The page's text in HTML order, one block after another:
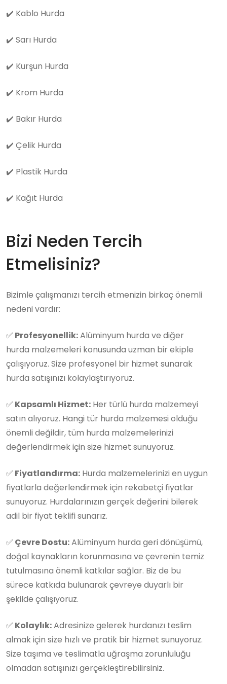
✔️ Kablo Hurda
✔️ Sarı Hurda
✔️ Kurşun Hurda
✔️ Krom Hurda
✔️ Bakır Hurda
✔️ Çelik Hurda
✔️ Plastik Hurda
✔️ Kağıt Hurda
Bizi Neden Tercih
Etmelisiniz?
Bizimle çalışmanızı tercih etmenizin birkaç önemli
nedeni vardır:
✅ Profesyonellik:Alüminyum hurda ve diğer
hurda malzemeleri konusunda uzman bir ekiple
çalışıyoruz. Size profesyonel bir hizmet sunarak
hurda satışınızı kolaylaştırıyoruz.
✅ Kapsamlı Hizmet: Her türlü hurda malzemeyi
satın alıyoruz. Hangi tür hurda malzemesi olduğu
önemli değildir, tüm hurda malzemelerinizi
değerlendirmek için size hizmet sunuyoruz.
✅ Fiyatlandırma: Hurda malzemelerinizi en uygun
fiyatlarla değerlendirmek için rekabetçi fiyatlar
sunuyoruz. Hurdalarınızın gerçek değerini bilerek
adil bir fiyat teklifi sunarız.
✅ Çevre Dostu:Alüminyum hurda geri dönüşümü,
doğal kaynakların korunmasına ve çevrenin temiz
tutulmasına önemli katkılar sağlar. Biz de bu
sürece katkıda bulunarak çevreye duyarlı bir
şekilde çalışıyoruz.
✅ Kolaylık:Adresinize gelerek hurdanızı teslim
almak için size hızlı ve pratik bir hizmet sunuyoruz.
Size taşıma ve teslimatla uğraşma zorunluluğu
olmadan satışınızı gerçekleştirebilirsiniz.